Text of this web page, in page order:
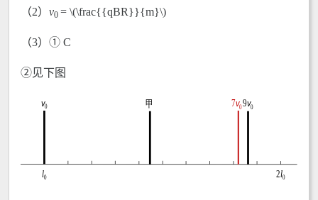
（2） v0 = \(\frac{{qBR}}{m}\)
（3）① C
②见下图